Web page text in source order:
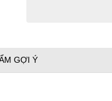
GỢI Ý